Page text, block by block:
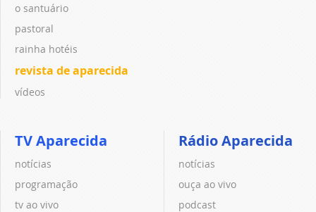
o santuário
pastoral
rainha hotéis
revista de aparecida
vídeos
TV Aparecida
notícias
programação
tv ao vivo
Rádio Aparecida
notícias
ouça ao vivo
podcast